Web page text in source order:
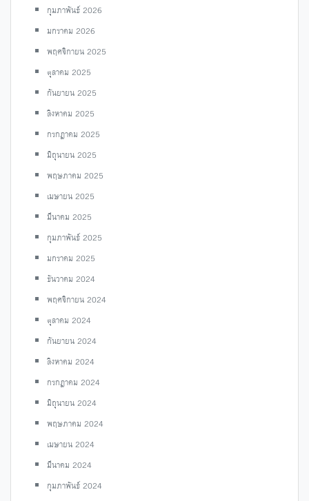
กุมภาพันธ์ 2026
มกราคม 2026
พฤศจิกายน 2025
ตุลาคม 2025
กันยายน 2025
สิงหาคม 2025
กรกฎาคม 2025
มิถุนายน 2025
พฤษภาคม 2025
เมษายน 2025
มีนาคม 2025
กุมภาพันธ์ 2025
มกราคม 2025
ธันวาคม 2024
พฤศจิกายน 2024
ตุลาคม 2024
กันยายน 2024
สิงหาคม 2024
กรกฎาคม 2024
มิถุนายน 2024
พฤษภาคม 2024
เมษายน 2024
มีนาคม 2024
กุมภาพันธ์ 2024